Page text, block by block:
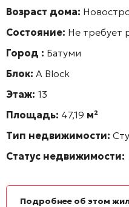
Возраст дома:
Состояние: Не требует
Город : Батуми
Блок: A Block
Этаж: 13
Площадь: 47,19 м²
Тип недвижимости:
Статус недвижимости:
Подробнее об этом